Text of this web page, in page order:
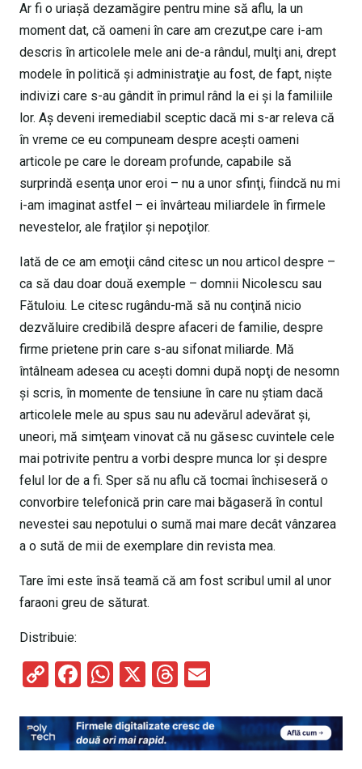
Ar fi o uriaşă dezamăgire pentru mine să aflu, la un
moment dat, că oameni în care am crezut,pe care i-am
descris în articolele mele ani de-a rândul, mulţi ani, drept
modele în politică şi administraţie au fost, de fapt, nişte
indivizi care s-au gândit în primul rând la ei şi la familiile
lor. Aş deveni iremediabil sceptic dacă mi s-ar releva că
în vreme ce eu compuneam despre aceşti oameni
articole pe care le doream profunde, capabile să
surprindă esenţa unor eroi – nu a unor sfinţi, fiindcă nu mi
i-am imaginat astfel – ei învârteau miliardele în firmele
nevestelor, ale fraţilor şi nepoţilor.
Iată de ce am emoţii când citesc un nou articol despre –
ca să dau doar două exemple – domnii Nicolescu sau
Fătuloiu. Le citesc rugându-mă să nu conţină nicio
dezvăluire credibilă despre afaceri de familie, despre
firme prietene prin care s-au sifonat miliarde. Mă
întâlneam adesea cu aceşti domni după nopţi de nesomn
şi scris, în momente de tensiune în care nu ştiam dacă
articolele mele au spus sau nu adevărul adevărat şi,
uneori, mă simţeam vinovat că nu găsesc cuvintele cele
mai potrivite pentru a vorbi despre munca lor şi despre
felul lor de a fi. Sper să nu aflu că tocmai închiseseră o
convorbire telefonică prin care mai băgaseră în contul
nevestei sau nepotului o sumă mai mare decât vânzarea
a o sută de mii de exemplare din revista mea.
Tare îmi este însă teamă că am fost scribul umil al unor
faraoni greu de săturat.
Distribuie:
C
py
Li
F
ce
b
W
at
s
X
T
e
a
ail